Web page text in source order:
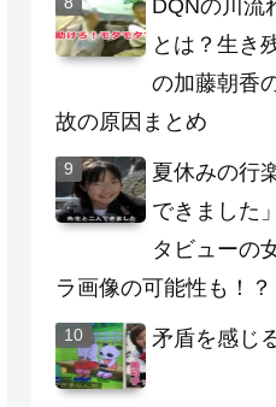
DQNの川流
とは？生き
の加藤朝香
故の原因まとめ
夏休みの行
できました
タビューの
ラ画像の可能性も！？
矛盾を感じ